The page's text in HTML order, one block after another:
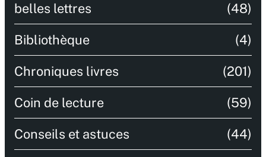
belles lettres (48)
Bibliothèque (4)
Chroniques livres (201)
Coin de lecture (59)
Conseils et astuces (44)